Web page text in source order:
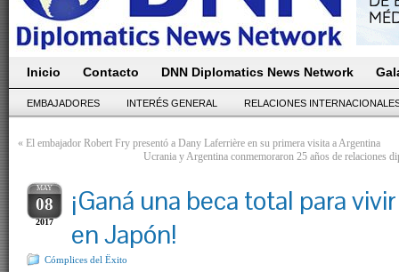
Inicio Contacto DNN Diplomatics News Network
EMBAJADORES INTERÉS GENERAL RELACIONES
« El embajador Robert Fry presentó a Dany Laferrière en su primera visita a Argentina
Ucrania y Argentina conmemoraron 25 años de relaciones
MAY
08
2017
¡Ganá una beca total para
en Japón!
Cómplices del Ëxito